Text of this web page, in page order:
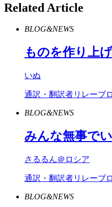
Related Article
BLOG&NEWS
ものを作り上
いぬ
通訳・翻訳者リレーブ
BLOG&NEWS
みんな無事で
さるるん＠ロシア
通訳・翻訳者リレーブ
BLOG&NEWS